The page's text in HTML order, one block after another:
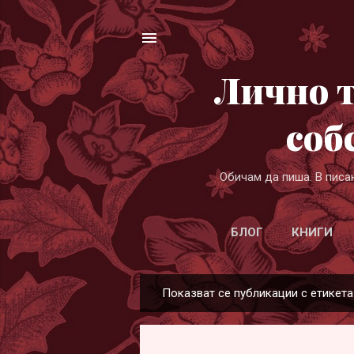
Лично
Обичам да пиша. В
БЛОГ КНИГИ
у
Показват се публикации с етикета